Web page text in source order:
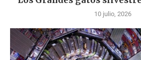
10 julio, 2026